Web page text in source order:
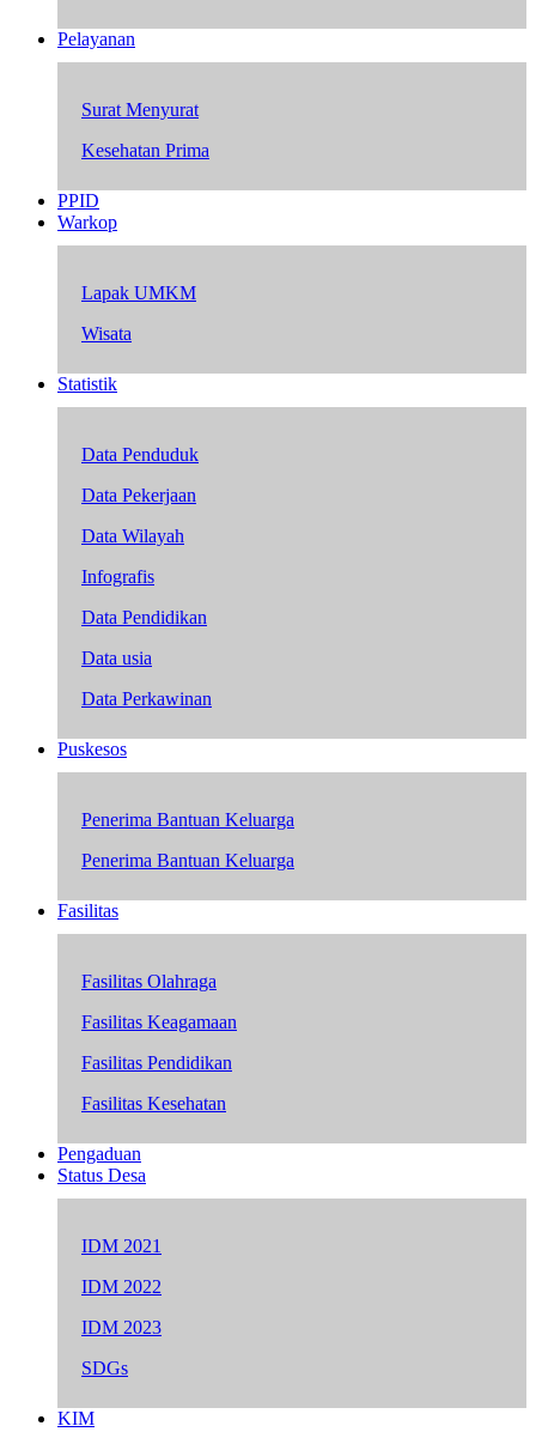
Pelayanan
Surat Menyurat
Kesehatan Prima
PPID
Warkop
Lapak UMKM
Wisata
Statistik
Data Penduduk
Data Pekerjaan
Data Wilayah
Infografis
Data Pendidikan
Data usia
Data Perkawinan
Puskesos
Penerima Bantuan Keluarga
Penerima Bantuan Keluarga
Fasilitas
Fasilitas Olahraga
Fasilitas Keagamaan
Fasilitas Pendidikan
Fasilitas Kesehatan
Pengaduan
Status Desa
IDM 2021
IDM 2022
IDM 2023
SDGs
KIM